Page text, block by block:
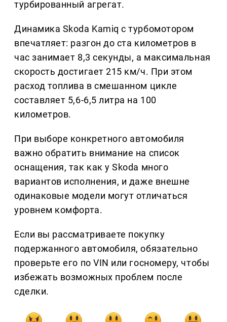
турбированный агрегат.
Динамика Skoda Kamiq с турбомотором
впечатляет: разгон до ста километров в
час занимает 8,3 секунды, а максимальная
скорость достигает 215 км/ч. При этом
расход топлива в смешанном цикле
составляет 5,6-6,5 литра на 100
километров.
При выборе конкретного автомобиля
важно обратить внимание на список
оснащения, так как у Skoda много
вариантов исполнения, и даже внешне
одинаковые модели могут отличаться
уровнем комфорта.
Если вы рассматриваете покупку
подержанного автомобиля, обязательно
проверьте его по VIN или госномеру, чтобы
избежать возможных проблем после
сделки.